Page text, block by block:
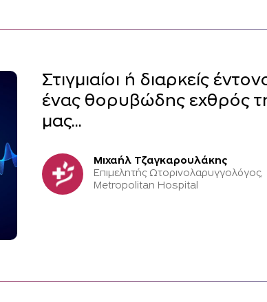
Στιγμιαίοι ή διαρκείς
ένας θορυβώδης εχθρός
μας...
Μιχαήλ Τζαγκαρουλάκης
Επιμελητής Ωτορινολαρυγγολόγος,
Metropolitan Hospital